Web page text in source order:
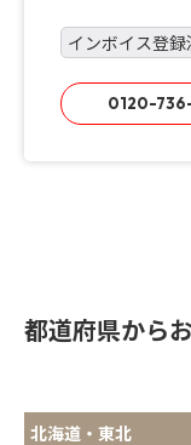
インボイス登録
0120-
都道府県から
北海道・東北